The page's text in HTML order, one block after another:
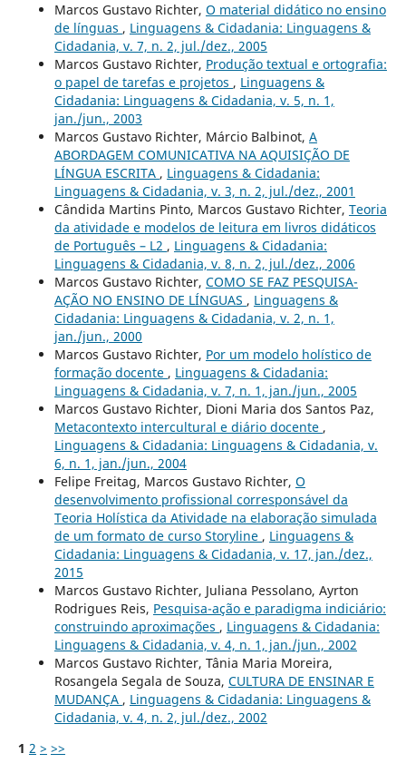
Marcos Gustavo Richter, O material didático no ensino
de línguas , Linguagens & Cidadania: Linguagens &
Cidadania, v. 7, n. 2, jul./dez., 2005
Marcos Gustavo Richter, Produção textual e ortografia:
o papel de tarefas e projetos , Linguagens &
Cidadania: Linguagens & Cidadania, v. 5, n. 1,
jan./jun., 2003
Marcos Gustavo Richter, Márcio Balbinot, A
ABORDAGEM COMUNICATIVA NA AQUISIÇÃO DE
LÍNGUA ESCRITA , Linguagens & Cidadania:
Linguagens & Cidadania, v. 3, n. 2, jul./dez., 2001
Cândida Martins Pinto, Marcos Gustavo Richter, Teoria
da atividade e modelos de leitura em livros didáticos
de Português – L2 , Linguagens & Cidadania:
Linguagens & Cidadania, v. 8, n. 2, jul./dez., 2006
Marcos Gustavo Richter, COMO SE FAZ PESQUISA-
AÇÃO NO ENSINO DE LÍNGUAS , Linguagens &
Cidadania: Linguagens & Cidadania, v. 2, n. 1,
jan./jun., 2000
Marcos Gustavo Richter, Por um modelo holístico de
formação docente , Linguagens & Cidadania:
Linguagens & Cidadania, v. 7, n. 1, jan./jun., 2005
Marcos Gustavo Richter, Dioni Maria dos Santos Paz,
Metacontexto intercultural e diário docente ,
Linguagens & Cidadania: Linguagens & Cidadania, v.
6, n. 1, jan./jun., 2004
Felipe Freitag, Marcos Gustavo Richter, O
desenvolvimento profissional corresponsável da
Teoria Holística da Atividade na elaboração simulada
de um formato de curso Storyline , Linguagens &
Cidadania: Linguagens & Cidadania, v. 17, jan./dez.,
2015
Marcos Gustavo Richter, Juliana Pessolano, Ayrton
Rodrigues Reis, Pesquisa-ação e paradigma indiciário:
construindo aproximações , Linguagens & Cidadania:
Linguagens & Cidadania, v. 4, n. 1, jan./jun., 2002
Marcos Gustavo Richter, Tânia Maria Moreira,
Rosangela Segala de Souza, CULTURA DE ENSINAR E
MUDANÇA , Linguagens & Cidadania: Linguagens &
Cidadania, v. 4, n. 2, jul./dez., 2002
1 2 > >>